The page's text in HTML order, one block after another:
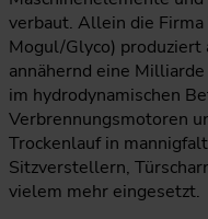
verbaut. Allein die
Mogul/Glyco)
annähernd eine
im hydrodynamischen
Verbrennungsmotoren
Trockenlauf in
Sitzverstellern,
vielem mehr eingesetzt.